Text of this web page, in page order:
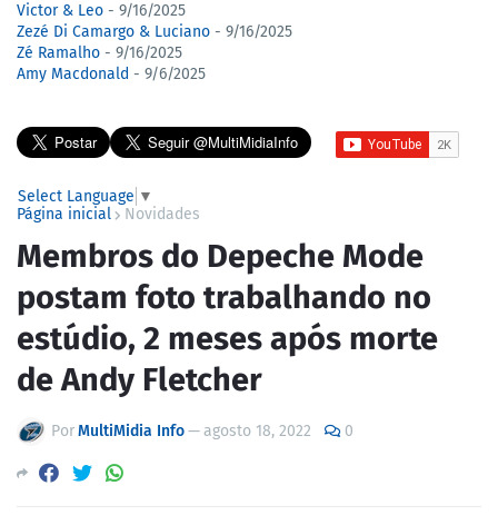
Victor & Leo - 9/16/2025
Zezé Di Camargo & Luciano - 9/16/2025
Zé Ramalho - 9/16/2025
Amy Macdonald - 9/6/2025
Select Language ▼
Página inicial
Novidades
Membros do Depeche Mode
postam foto trabalhando no
estúdio, 2 meses após morte
de Andy Fletcher
PorMultiMidia Info—agosto 18, 2022 0